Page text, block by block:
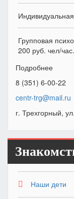
Групповая
200 руб. чел/час.
Подробнее
8 (351) 6-00-22
centr-trg@mail.ru
г. Трехгорный,
Наши дети